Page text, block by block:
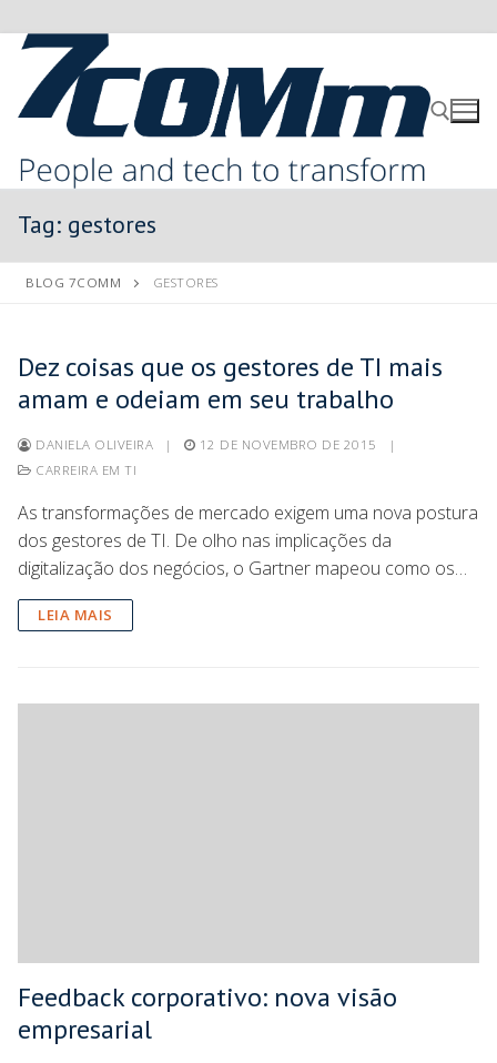
Tag: gestores
BLOG 7COMM GESTORES
Dez coisas que os gestores de TI mais
amam e odeiam em seu trabalho
DANIELA OLIVEIRA | 12 DE NOVEMBRO DE 2015
|
CARREIRA EM TI
As transformações de mercado exigem uma nova postura
dos gestores de TI. De olho nas implicações da
digitalização dos negócios, o Gartner mapeou como os…
LEIA MAIS
Feedback corporativo: nova visão
empresarial